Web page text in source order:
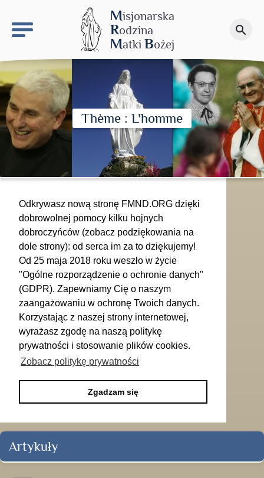
Misjonarska
Rodzina
MatkiBożej
search
Budowa M.B.Ś.
Przekaż darowiznę
Thème : L'homme
Odkrywasz nową stronę FMND.ORG dzięki
dobrowolnej pomocy kilku hojnych
dobroczyńców (zobacz podziękowania na
dole strony): od serca im za to dziękujemy!
Od 25 maja 2018 roku weszło w życie
"Ogólne rozporządzenie o ochronie danych"
(GDPR). Zapewniamy Cię o naszym
zaangażowaniu w ochronę Twoich danych.
Korzystając z naszej strony internetowej,
wyrażasz zgodę na naszą politykę
prywatności i stosowanie plików cookies.
Zobacz politykę prywatności
Zgadzam się
Artykuły